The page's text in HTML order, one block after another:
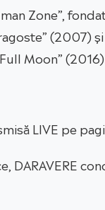
Zone”,
(2007)
Moon” (2016)
LIVE pe
DARAVERE